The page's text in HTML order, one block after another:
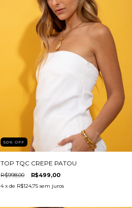
50%OFF
TOP TQC CREPE PATOU
R$998,00 R$499,00
4 x de R$124,75 sem juros